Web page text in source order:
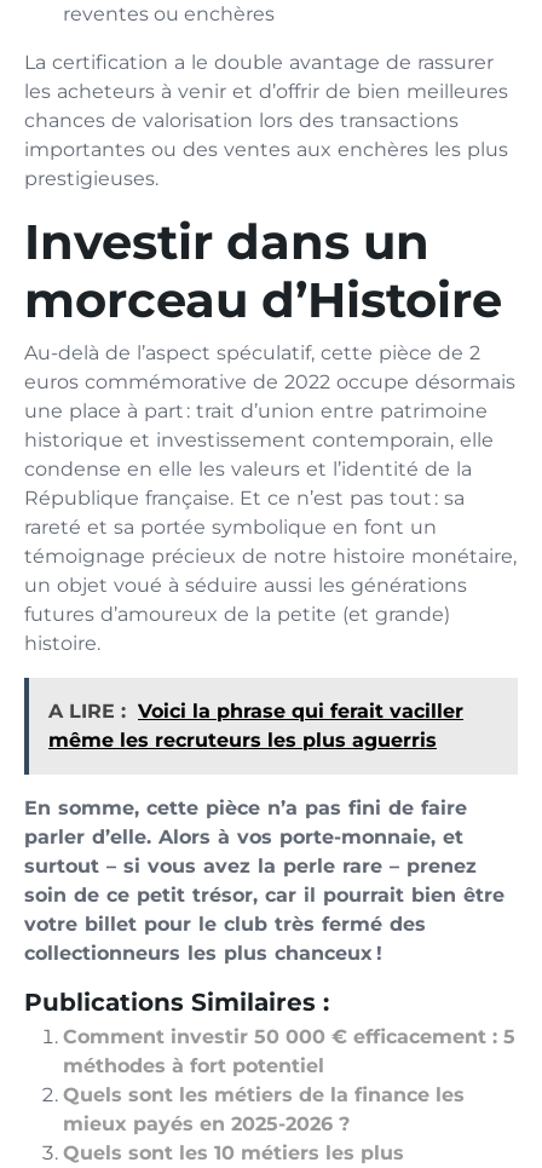
reventes ou enchères
La certification a le double avantage de rassurer
les acheteurs à venir et d’offrir de bien meilleures
chances de valorisation lors des transactions
importantes ou des ventes aux enchères les plus
prestigieuses.
Investir dans un
morceau d’Histoire
Au-delà de l’aspect spéculatif, cette pièce de 2
euros commémorative de 2022 occupe désormais
une place à part : trait d’union entre patrimoine
historique et investissement contemporain, elle
condense en elle les valeurs et l’identité de la
République française. Et ce n’est pas tout : sa
rareté et sa portée symbolique en font un
témoignage précieux de notre histoire monétaire,
un objet voué à séduire aussi les générations
futures d’amoureux de la petite (et grande)
histoire.
A LIRE : Voici la phrase qui ferait vaciller
même les recruteurs les plus aguerris
En somme, cette pièce n’a pas fini de faire
parler d’elle. Alors à vos porte-monnaie, et
surtout – si vous avez la perle rare – prenez
soin de ce petit trésor, car il pourrait bien être
votre billet pour le club très fermé des
collectionneurs les plus chanceux !
Publications Similaires :
Comment investir 50 000 € efficacement : 5
méthodes à fort potentiel
Quels sont les métiers de la finance les
mieux payés en 2025-2026 ?
Quels sont les 10 métiers les plus